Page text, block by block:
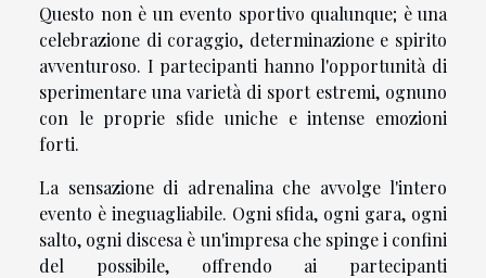
Questo non è un evento sportivo qualunque; è una
celebrazione di coraggio, determinazione e spirito
avventuroso. I partecipanti hanno l'opportunità di
sperimentare una varietà di sport estremi, ognuno
con le proprie sfide uniche e intense emozioni
forti.
La sensazione di adrenalina che avvolge l'intero
evento è ineguagliabile. Ogni sfida, ogni gara, ogni
salto, ogni discesa è un'impresa che spinge i confini
del possibile, offrendo ai partecipanti